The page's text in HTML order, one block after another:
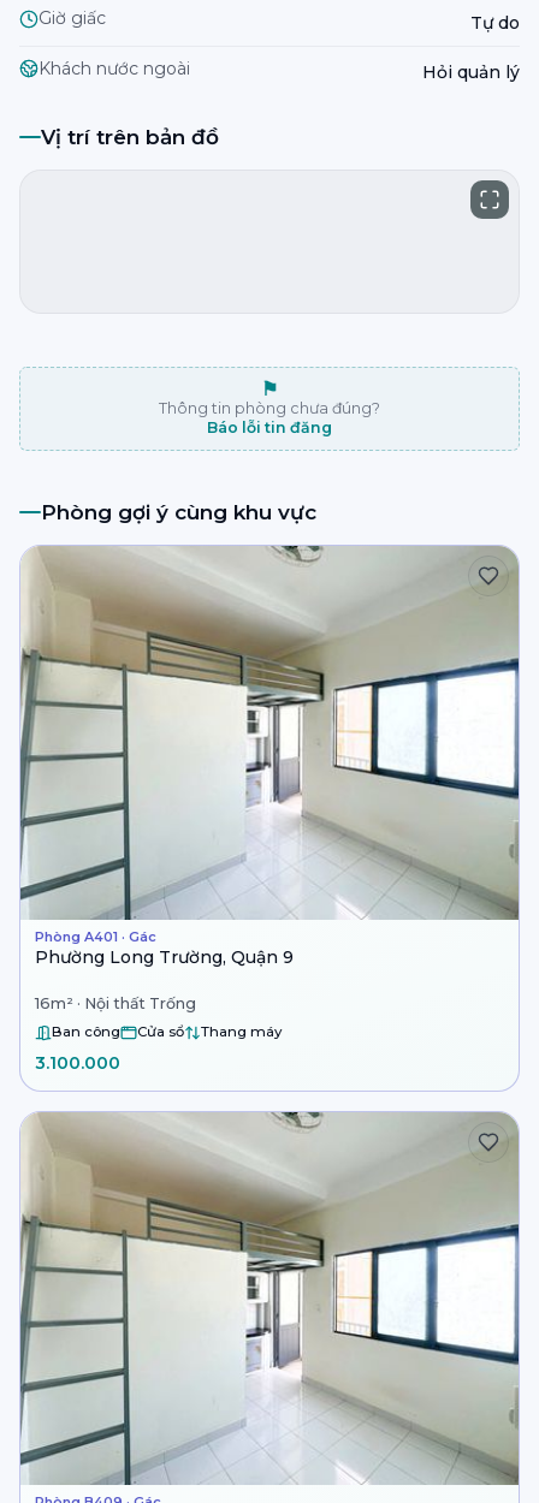
Giờ giấc Tự do
Khách nước ngoài Hỏi quản lý
Vị trí trên bản đồ
⚑
Thông tin phòng chưa đúng?
Báo lỗi tin đăng
Phòng gợi ý cùng khu vực
Phòng A401 · Gác
Phường Long Trường, Quận 9
16m² · Nội thất Trống
Ban công Cửa sổ Thang máy
3.100.000